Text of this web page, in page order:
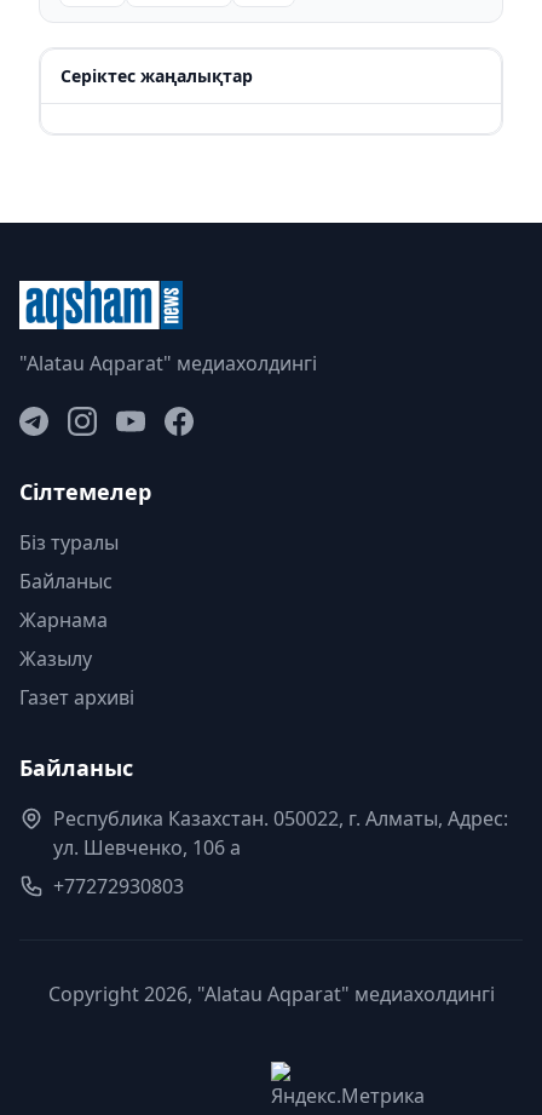
Серіктес жаңалықтар
"Alatau Aqparat" медиахолдингі
Сілтемелер
Біз туралы
Байланыс
Жарнама
Жазылу
Газет архиві
Байланыс
Республика Казахстан. 050022, г. Алматы, Адрес:
ул. Шевченко, 106 а
+77272930803
Copyright 2026, "Alatau Aqparat" медиахолдингі